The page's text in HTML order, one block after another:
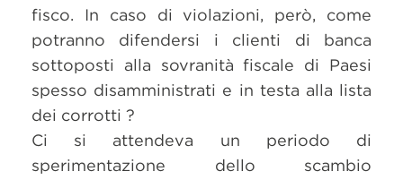
fisco. In caso di violazioni, però, come
potranno difendersi i clienti di banca
sottoposti alla sovranità fiscale di Paesi
spesso disamministrati e in testa alla lista
dei corrotti ?
Ci si attendeva un periodo di
sperimentazione dello scambio